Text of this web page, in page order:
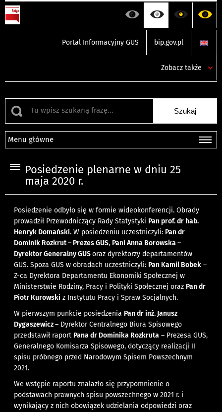
Portal Informacyjny GUS bip.gov.pl
Zobacz także
Menu główne
Posiedzenie plenarne w dniu 25
maja 2020 r.
Posiedzenie odbyło się w formie wideokonferencji. Obrady
prowadził Przewodniczący Rady Statystyki Pan prof. dr hab.
Henryk Domański. W posiedzeniu uczestniczyli: Pan dr
Dominik Rozkrut – Prezes GUS, Pani Anna Borowska –
Dyrektor Generalny GUSoraz dyrektorzy departamentów
GUS. Spoza GUS w obradach uczestniczyli: Pan Kamil Bobek –
Z-ca Dyrektora Departamentu Ekonomiki Społecznej w
Ministerstwie Rodziny, Pracy i Polityki Społecznej oraz Pan dr
Piotr Kurowski z Instytutu Pracy i Spraw Socjalnych.
W pierwszym punkcie posiedzenia Pan dr inż. Janusz
Dygaszewicz– Dyrektor Centralnego Biura Spisowego
przedstawił raport Pana dr Dominika Rozkruta – Prezesa GUS,
Generalnego Komisarza Spisowego, dotyczący realizacji II
spisu próbnego przed Narodowym Spisem Powszechnym
2021.
We wstępie raportu znalazło się przypomnienie o
podstawach prawnych spisu powszechnego w 2021 r. i
wynikający z nich obowiązek udzielania odpowiedzi oraz